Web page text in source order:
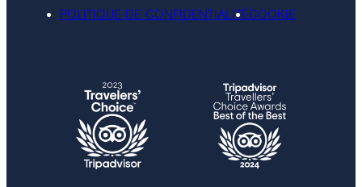
POLITIQUE DE CONFIDENTIALITÉCOOKIE